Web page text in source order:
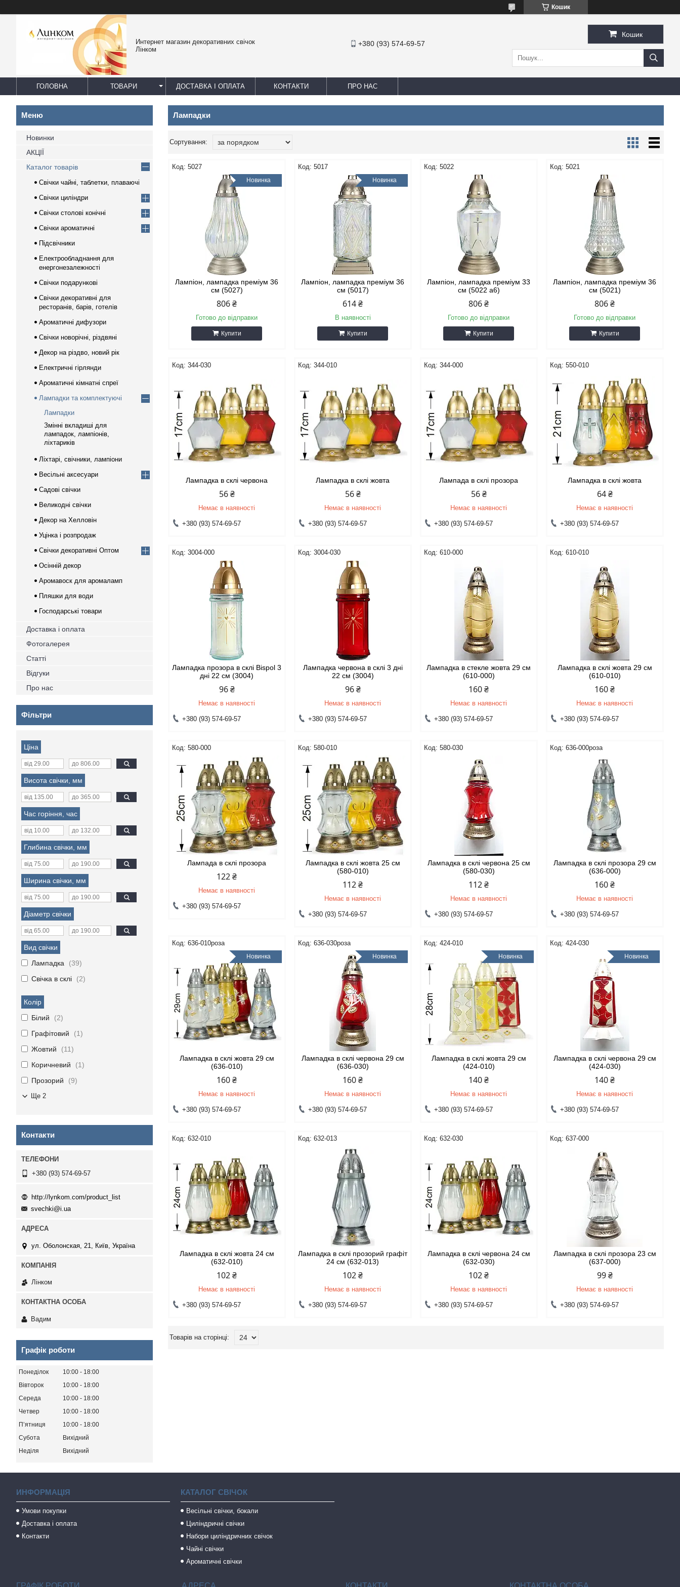
Кошик
Интернет магазин декоративних свічок
Лінком
+380 (93) 574-69-57
Кошик
ГОЛОВНА ТОВАРИ ДОСТАВКА І ОПЛАТА КОНТАКТИ ПРО НАС
Лампадки
5027
Новинка
Лампіон, лампадка преміум 36
см (5027)
806 ₴
Готово до відправки
Купити
5017
Новинка
Лампіон, лампадка преміум 36
см (5017)
614 ₴
В наявності
Купити
5022
Лампіон, лампадка преміум 33
см (5022 а6)
806 ₴
Готово до відправки
Купити
5021
Лампіон, лампадка преміум 36
см (5021)
806 ₴
Готово до відправки
Купити
344-030
Лампадка в склі червона
56 ₴
Немає в наявності
+380 (93) 574-69-57
344-010
Лампадка в склі жовта
56 ₴
Немає в наявності
+380 (93) 574-69-57
344-000
Лампада в склі прозора
56 ₴
Немає в наявності
+380 (93) 574-69-57
550-010
Лампадка в склі жовта
64 ₴
Немає в наявності
+380 (93) 574-69-57
3004-000
Лампадка прозора в склі Bispol 3
дні 22 см (3004)
96 ₴
Немає в наявності
+380 (93) 574-69-57
3004-030
Лампадка червона в склі 3 дні
22 см (3004)
96 ₴
Немає в наявності
+380 (93) 574-69-57
610-000
Лампадка в стекле жовта 29 см
(610-000)
160 ₴
Немає в наявності
+380 (93) 574-69-57
610-010
Лампадка в склі жовта 29 см
(610-010)
160 ₴
Немає в наявності
+380 (93) 574-69-57
580-000
Лампада в склі прозора
122 ₴
Немає в наявності
+380 (93) 574-69-57
580-010
Лампадка в склі жовта 25 см
(580-010)
112 ₴
Немає в наявності
+380 (93) 574-69-57
580-030
Лампадка в склі червона 25 см
(580-030)
112 ₴
Немає в наявності
+380 (93) 574-69-57
636-000роза
Лампадка в склі прозора 29 см
(636-000)
160 ₴
Немає в наявності
+380 (93) 574-69-57
636-010роза
Новинка
Лампадка в склі жовта 29 см
(636-010)
160 ₴
Немає в наявності
+380 (93) 574-69-57
636-030роза
Новинка
Лампадка в склі червона 29 см
(636-030)
160 ₴
Немає в наявності
+380 (93) 574-69-57
424-010
Новинка
Лампадка в склі жовта 29 см
(424-010)
140 ₴
Немає в наявності
+380 (93) 574-69-57
424-030
Новинка
Лампадка в склі червона 29 см
(424-030)
140 ₴
Немає в наявності
+380 (93) 574-69-57
632-010
Лампадка в склі жовта 24 см
(632-010)
102 ₴
Немає в наявності
+380 (93) 574-69-57
632-013
Лампадка в склі прозорий графіт
24 см (632-013)
102 ₴
Немає в наявності
+380 (93) 574-69-57
632-030
Лампадка в склі червона 24 см
(632-030)
102 ₴
Немає в наявності
+380 (93) 574-69-57
637-000
Лампадка в склі прозора 23 см
(637-000)
99 ₴
Немає в наявності
+380 (93) 574-69-57
Новинки
АКЦІЇ
Каталог товарів
Свічки чайні, таблетки, плаваючі
Свічки циліндри
Свічки столові конічні
Свічки ароматичні
Підсвічники
Електрообладнання для
енергонезалежності
Свічки подарункові
Свічки декоративні для
ресторанів, барів, готелів
Ароматичні дифузори
Свічки новорічні, різдвяні
Декор на різдво, новий рік
Електричні гірлянди
Ароматичні кімнатні спреї
Лампадки та комплектуючі
Лампадки
Змінні вкладиші для
лампадок, лампіонів,
ліхтариків
Ліхтарі, свічники, лампіони
Весільні аксесуари
Садові свічки
Великодні свічки
Декор на Хелловін
Уцінка і розпродаж
Свічки декоративні Оптом
Осінній декор
Аромавоск для аромаламп
Пляшки для води
Господарські товари
Доставка і оплата
Фотогалерея
Статті
Відгуки
Про нас
Фільтри
Ціна
Висота свічки, мм
Час горіння, час
Глибина свічки, мм
Ширина свічки, мм
Діаметр свічки
Вид свічки
Лампадка
39
Свічка в склі
2
Колір
Білий
2
Графітовий
1
Жовтий
11
Коричневий
1
Прозорий
9
Ще 2
Контакти
+380 (93) 574-69-57
http://lynkom.com/product_list
svechki@i.ua
ул. Оболонская, 21, Київ, Україна
Лінком
Вадим
Графік роботи
Понеділок 10:00
18:00
Вівторок
10:00
18:00
Середа
10:00
18:00
Четвер
10:00
18:00
Пʼятниця
10:00
18:00
Субота
Вихідний
Неділя
Вихідний
ИНФОРМАЦІЯ
Умови покупки
Доставка і оплата
Контакти
КАТАЛОГ СВІЧОК
Весільні свічки, бокали
Циліндричні свічки
Набори циліндричних свічок
Чайні свічки
Ароматичні свічки